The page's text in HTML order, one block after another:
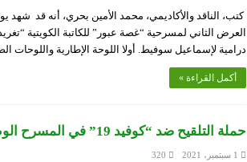
العرض الثاني لمسرحية “غصة عبور” للكاتبة الكويتية
درامية لإسماعيل سوفيط. أولا اللوحة الإطارية
أكمل القراءة »
حملة التلقيح ضد “كوفيد 19” في المسرح الوطني
1 سبتمبر، 2021 320